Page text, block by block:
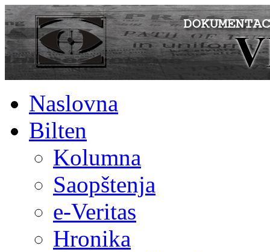
Naslovna
Bilten
Kolumna
Saopštenja
e-Veritas
Hronika